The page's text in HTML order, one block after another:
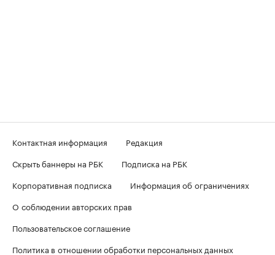
Контактная информация
Редакция
Скрыть баннеры на РБК
Подписка на РБК
Корпоративная подписка
Информация об ограничениях
О соблюдении авторских прав
Пользовательское соглашение
Политика в отношении обработки персональных данных